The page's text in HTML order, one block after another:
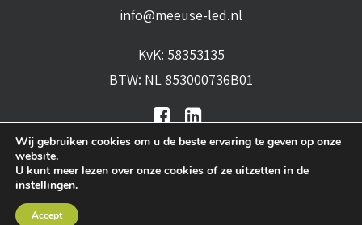
info@meeuse-led.nl
KvK: 58353135
BTW: NL 853000736B01
Wij gebruiken cookies om u de beste ervaring te geven op onze
website.
U kunt meer lezen over onze cookies of ze uitzetten in de
instellingen.
Accept